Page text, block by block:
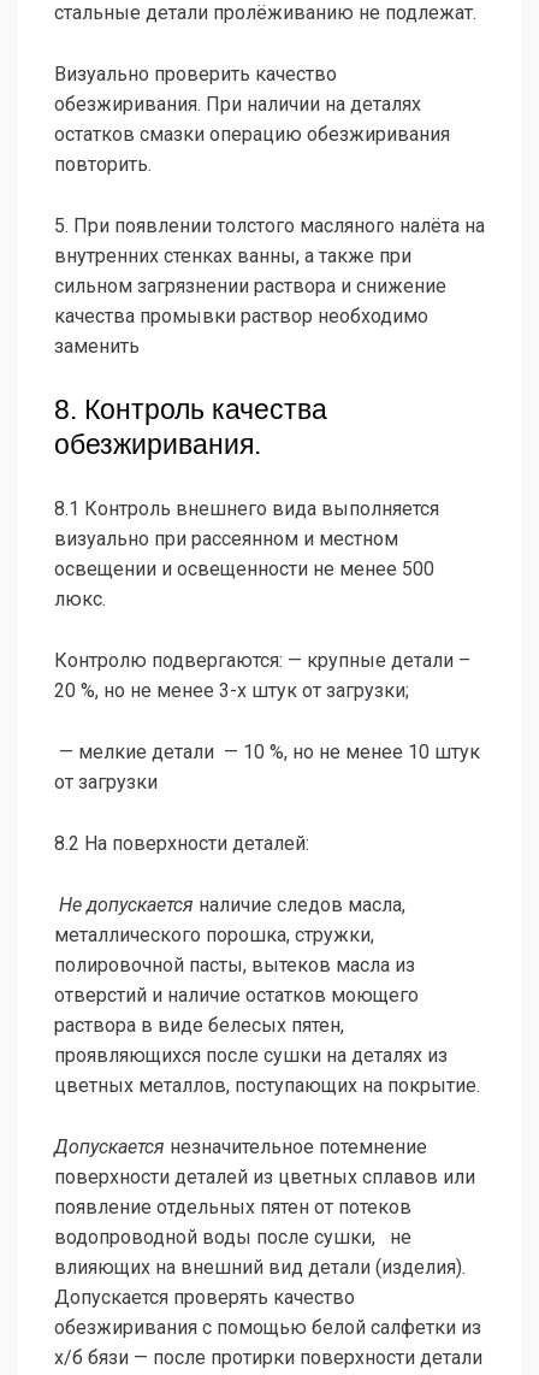
стальные детали пролёживанию не подлежат.
Визуально проверить качество
обезжиривания. При наличии на деталях
остатков смазки операцию обезжиривания
повторить.
5. При появлении толстого масляного налёта на
внутренних стенках ванны, а также при
сильном загрязнении раствора и снижение
качества промывки раствор необходимо
заменить
8. Контроль качества
обезжиривания.
8.1 Контроль внешнего вида выполняется
визуально при рассеянном и местном
освещении и освещенности не менее 500
люкс.
Контролю подвергаются: — крупные детали –
20 %, но не менее 3-х штук от загрузки;
— мелкие детали — 10 %, но не менее 10 штук
от загрузки
8.2 На поверхности деталей:
Не допускается наличие следов масла,
металлического порошка, стружки,
полировочной пасты, вытеков масла из
отверстий и наличие остатков моющего
раствора в виде белесых пятен,
проявляющихся после сушки на деталях из
цветных металлов, поступающих на покрытие.
Допускается незначительное потемнение
поверхности деталей из цветных сплавов или
появление отдельных пятен от потеков
водопроводной воды после сушки, не
влияющих на внешний вид детали (изделия).
Допускается проверять качество
обезжиривания с помощью белой салфетки из
х/б бязи — после протирки поверхности детали